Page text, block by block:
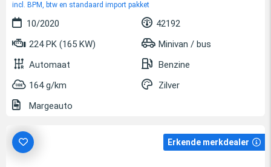
incl. BPM, btw en standaard import pakket
10/2020
42192
224 PK (165 KW)
Minivan / bus
Automaat
Benzine
164 g/km
Zilver
Margeauto
Erkende merkdealer